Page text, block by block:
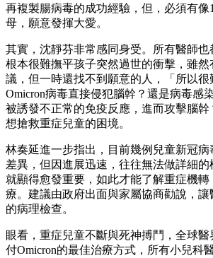
再複製腸病毒的成功經驗，但，必須有像
母，願意發揮大愛。
其實，沈靜芬非常感同身受。所有醫師也
根本很難撫平孩子突然過世的衝擊，雖
議，但一時還找不到願意的人，「所以很
Omicron病毒直接侵犯腦幹？還是病毒感
被誘發不正常的免疫反應，進而攻擊腦
想搶救重症兒童的困境。
林奏延進一步指出，目前幾例兒童新冠
差異，但因進展迅速，往往無法做詳細的
就顯得愈發重要，如此才能了解重症機
療。建議由政府出面與家屬協商勸說，讓
的病理檢查。
眼看，重症兒童不斷與死神搏鬥，全球
付Omicron的最佳治療方式，所有小兒科